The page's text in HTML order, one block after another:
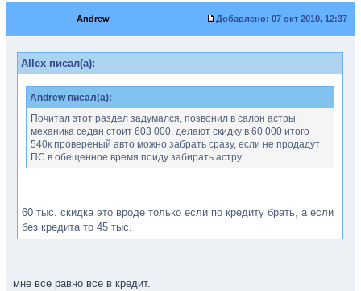
Andrew Добавлено: 07 окт 2010, 12:37
Allex писал(а):
Andrew писал(а):
Почитал этот раздел задумался, позвонил в салон астры:
механика седан стоит 603 000, делают скидку в 60 000 итого
540к провереный авто можно забрать сразу, если не продадут
ПС в обещенное время поиду забирать астру
60 тыс. скидка это вроде только если по кредиту брать, а если
без кредита то 45 тыс.
мне все равно все в кредит.